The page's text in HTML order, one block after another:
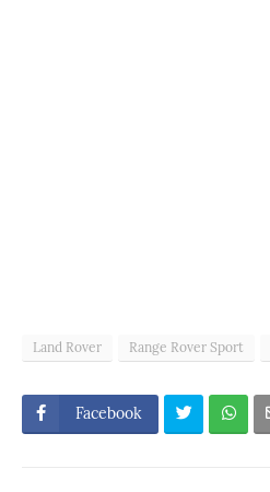
Land Rover Range Rover Sport
Facebook